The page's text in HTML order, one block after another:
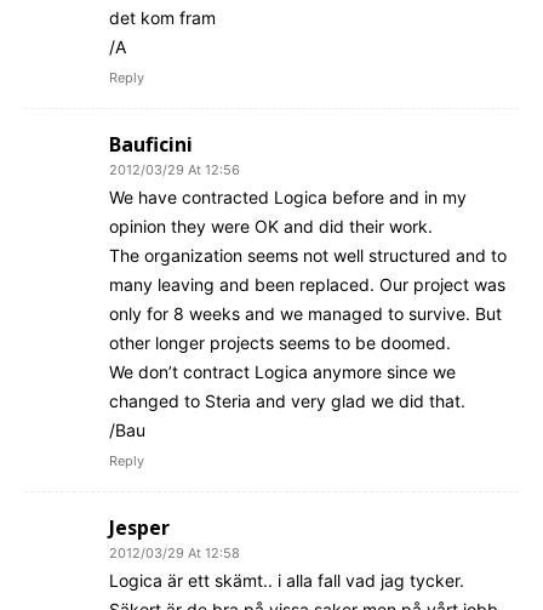
det kom fram
/A
Reply
Bauficini
2012/03/29 At 12:56
We have contracted Logica before and in my
opinion they were OK and did their work.
The organization seems not well structured and to
many leaving and been replaced. Our project was
only for 8 weeks and we managed to survive. But
other longer projects seems to be doomed.
We don’t contract Logica anymore since we
changed to Steria and very glad we did that.
/Bau
Reply
Jesper
2012/03/29 At 12:58
Logica är ett skämt.. i alla fall vad jag tycker.